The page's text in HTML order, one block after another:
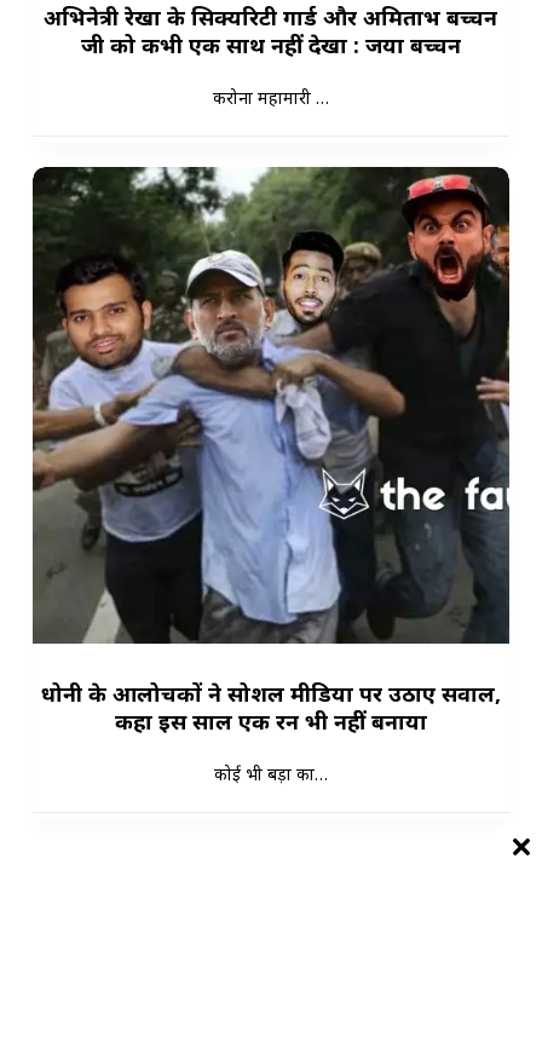
अभिनेत्री रेखा के सिक्यरिटी गार्ड और अमिताभ बच्चन
जी को कभी एक साथ नहीं देखा : जया बच्चन
करोना महामारी …
धोनी के आलोचकों ने सोशल मीडिया पर उठाए सवाल,
कहा इस साल एक रन भी नहीं बनाया
कोई भी बड़ा का…